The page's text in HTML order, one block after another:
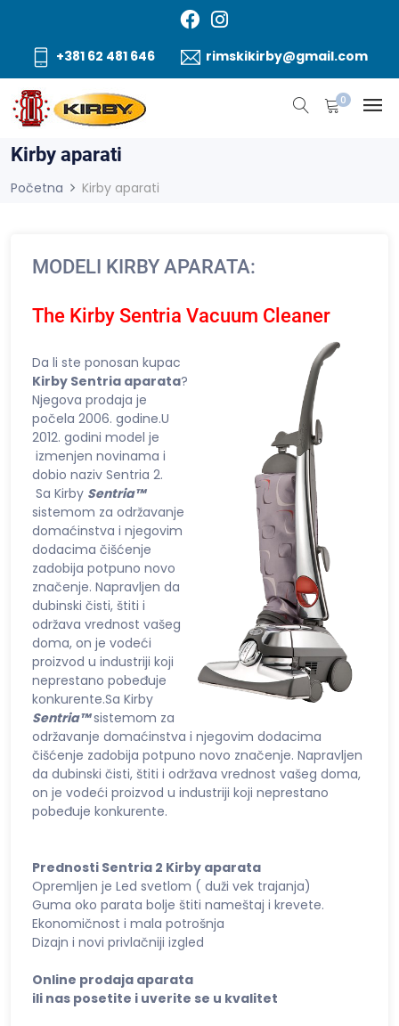
+381 62 481 646 rimskikirby@gmail.com
0
Kirby aparati
Početna Kirby aparati
MODELI KIRBY APARATA:
The Kirby Sentria Vacuum Cleaner
Da li ste ponosan kupac
Kirby Sentria aparata?
Njegova prodaja je
počela 2006. godine.U
2012. godini model je
izmenjen novinama i
dobio naziv Sentria 2.
Sa Kirby Sentria™
sistemom za održavanje
domaćinstva i njegovim
dodacima čišćenje
zadobija potpuno novo
značenje. Napravljen da
dubinski čisti, štiti i
održava vrednost vašeg
doma, on je vodeći
proizvod u industriji koji
neprestano pobeđuje
konkurente.Sa Kirby
Sentria™sistemom za
održavanje domaćinstva i njegovim dodacima
čišćenje zadobija potpuno novo značenje. Napravljen
da dubinski čisti, štiti i održava vrednost vašeg doma,
on je vodeći proizvod u industriji koji neprestano
pobeđuje konkurente.
Prednosti Sentria 2 Kirby aparata
Opremljen je Led svetlom ( duži vek trajanja)
Guma oko parata bolje štiti nameštaj i krevete.
Ekonomičnost i mala potrošnja
Dizajn i novi privlačniji izgled
Online prodaja aparata
ili nas posetite i uverite se u kvalitet